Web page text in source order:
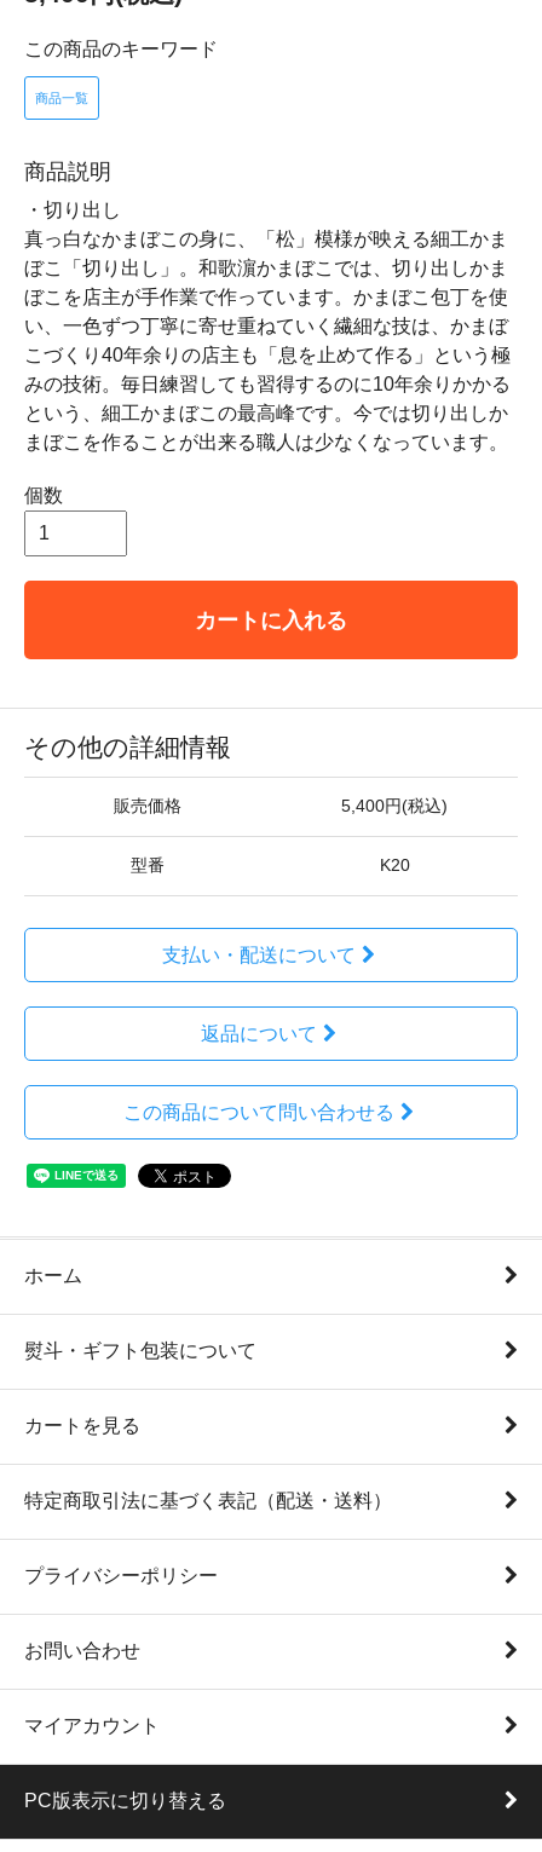
この商品のキーワード
商品一覧
商品説明
・切り出し
真っ白なかまぼこの身に、「松」模様が映える細工かま
ぼこ「切り出し」。和歌濵かまぼこでは、切り出しかま
ぼこを店主が手作業で作っています。かまぼこ包丁を使
い、一色ずつ丁寧に寄せ重ねていく繊細な技は、かまぼ
こづくり40年余りの店主も「息を止めて作る」という極
みの技術。毎日練習しても習得するのに10年余りかかる
という、細工かまぼこの最高峰です。今では切り出しか
まぼこを作ることが出来る職人は少なくなっています。
個数
カートに入れる
その他の詳細情報
販売価格 5,400円(税込)
型番 K20
支払い・配送について
返品について
この商品について問い合わせる
ホーム
熨斗・ギフト包装について
カートを見る
特定商取引法に基づく表記（配送・送料）
プライバシーポリシー
お問い合わせ
マイアカウント
PC版表示に切り替える